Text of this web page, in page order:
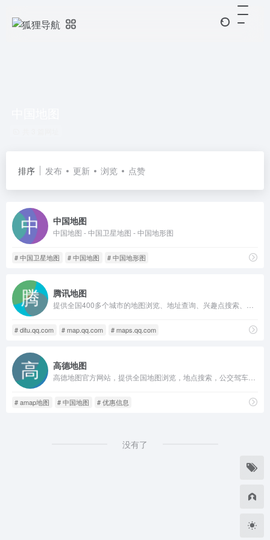
排序 发布 更新 浏览 点赞
中国地图
中国地图 - 中国卫星地图 - 中国地形图
# 中国卫星地图 # 中国地图 # 中国地形图
腾讯地图
# ditu.qq.com # map.qq.com # maps.qq.com
高德地图
# amap地图 # 中国地图 # 优惠信息
没有了